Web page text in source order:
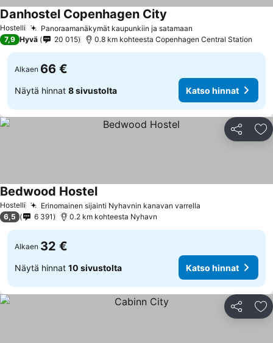
Hostelli Panoraamanäkymät kaupunkiin ja satamaan
Danhostel Copenhagen City
7,9 Hyvä 20 015 0.8 km kohteesta Copenhagen Central Station
Alkaen 66 €
Näytä hinnat 8 sivustolta Katso hinnat
Jaa
Hostelli Erinomainen sijainti Nyhavnin kanavan varrella
Bedwood HostelKatso hinnat
6,5 6 391 0.2 km kohteesta Nyhavn
Alkaen 32 €
Näytä hinnat 10 sivustolta Katso hinnat
Jaa